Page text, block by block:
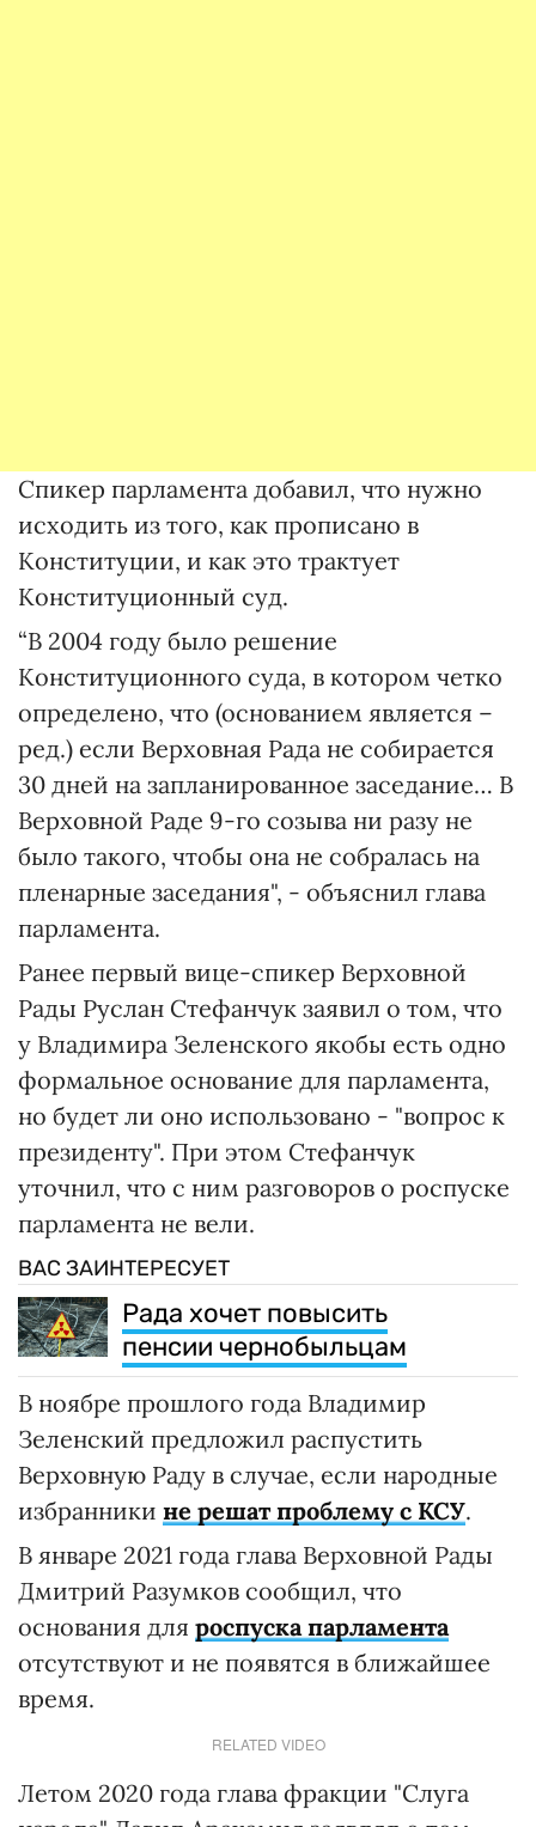
Спикер парламента добавил, что нужно
исходить из того, как прописано в
Конституции, и как это трактует
Конституционный суд.
“В 2004 году было решение
Конституционного суда, в котором четко
определено, что (основанием является –
ред.) если Верховная Рада не собирается
30 дней на запланированное заседание… В
Верховной Раде 9-го созыва ни разу не
было такого, чтобы она не собралась на
пленарные заседания", - объяснил глава
парламента.
Ранее первый вице-спикер Верховной
Рады Руслан Стефанчук заявил о том, что
у Владимира Зеленского якобы есть одно
формальное основание для парламента,
но будет ли оно использовано - "вопрос к
президенту". При этом Стефанчук
уточнил, что с ним разговоров о роспуске
парламента не вели.
ВАС ЗАИНТЕРЕСУЕТ
Рада хочет повысить
пенсии чернобыльцам
В ноябре прошлого года Владимир
Зеленский предложил распустить
Верховную Раду в случае, если народные
избранники не решат проблему с КСУ.
В январе 2021 года глава Верховной Рады
Дмитрий Разумков сообщил, что
основания для роспуска парламента
отсутствуют и не появятся в ближайшее
время.
RELATED VIDEO
Летом 2020 года глава фракции "Слуга